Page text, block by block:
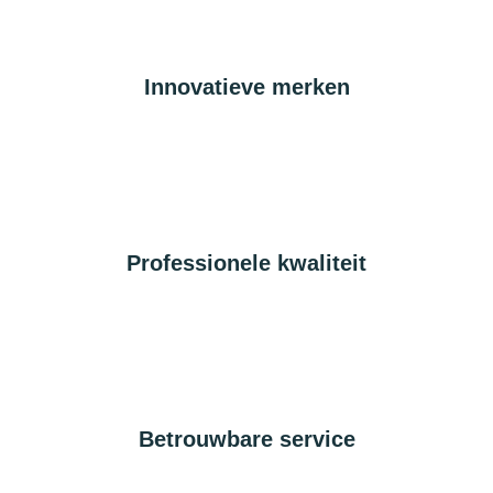
Innovatieve merken
Professionele kwaliteit
Betrouwbare service